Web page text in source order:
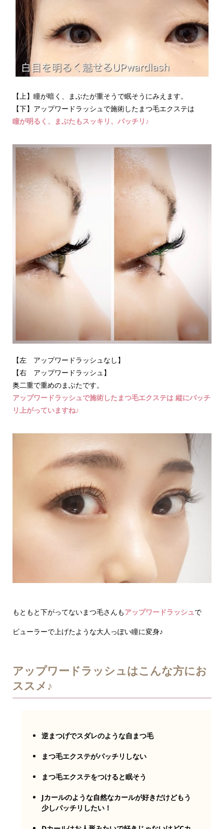
【上】瞳が暗く、まぶたが重そうで眠そうにみえます。
【下】アップワードラッシュで施術したまつ毛エクステは
瞳が明るく、まぶたもスッキリ、パッチリ♪
【左 アップワードラッシュなし】
【右 アップワードラッシュ】
奥二重で重めのまぶたです。
アップワードラッシュで施術したまつ毛エクステは 縦にパッチ
リ上がっていますね♪
もともと下がってないまつ毛さんもアップワードラッシュで
ビューラーで上げたような大人っぽい瞳に変身♪
アップワードラッシュはこんな方にお
ススメ♪
逆まつげでスダレのような自まつ毛
まつ毛エクステがパッチリしない
まつ毛エクステをつけると眠そう
Jカールのような自然なカールが好きだけどもう
少しパッチリしたい！